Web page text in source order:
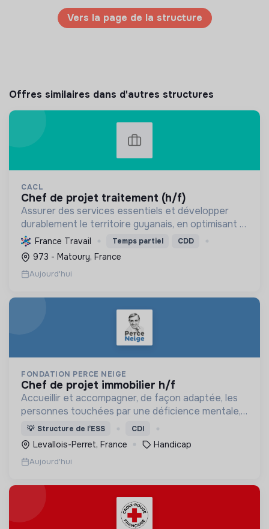
Vers la page de la structure
Offres similaires dans d'autres structures
CACL
chef de projet traitement (h/f)
Assurer des services essentiels et développer
durablement le territoire guyanais, en optimisant la
gestion des ressources et en promouvant la
transition écologique et sociale.
France Travail Temps partiel CDD
973 - Matoury, France
Aujourd'hui
FONDATION PERCE NEIGE
chef de projet immobilier h/f
Accueillir et accompagner, de façon adaptée, les
personnes touchées par une déficience mentale,
un handicap physique ou psychique
💡 Structure de l’ESS CDI
Levallois-Perret, France Handicap
Aujourd'hui